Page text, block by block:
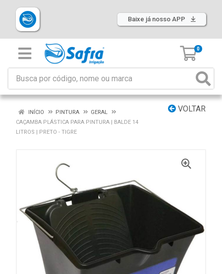
Baixe já nosso APP
0
VOLTAR
INÍCIO PINTURA
GERAL
CAÇAMBA PLÁSTICA PARA PINTURA | BALDE 14
LITROS | PRETO - TIGRE